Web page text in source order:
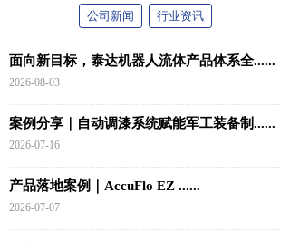
公司新闻 行业资讯
面向新目标，泰达机器人流体产品体系全......
2026-08-03
案例分享｜自动调漆系统赋能军工装备制......
2026-07-16
产品落地案例｜AccuFlo EZ ......
2026-07-07